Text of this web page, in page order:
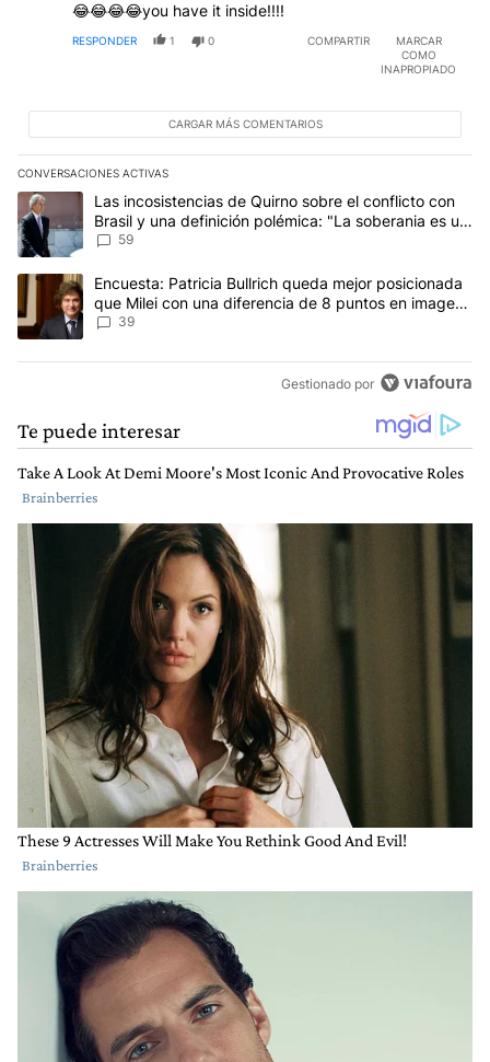
😂😂😂😂you have it inside!!!!
RESPONDER 1 0 COMPARTIR
MARCAR
COMO
INAPROPIADO
CARGAR MÁS COMENTARIOS
CONVERSACIONES ACTIVAS
Este listado muestra los artículos con más comentarios en los
Un artículo de tendencia con el título "Las incosistencias de
Las incosistencias de Quirno sobre el conflicto con
Brasil y una definición polémica: "La soberania es un
concepto antiguo"
59
Un artículo de tendencia con el título "Encuesta: Patricia
Encuesta: Patricia Bullrich queda mejor posicionada
que Milei con una diferencia de 8 puntos en imagen
negativa
39
Gestionado por